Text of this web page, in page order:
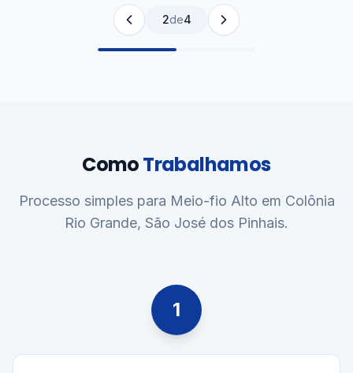
2de4
ComoTrabalhamos
Processo simples para Meio-fio Alto em Colônia
Rio Grande, São José dos Pinhais.
1